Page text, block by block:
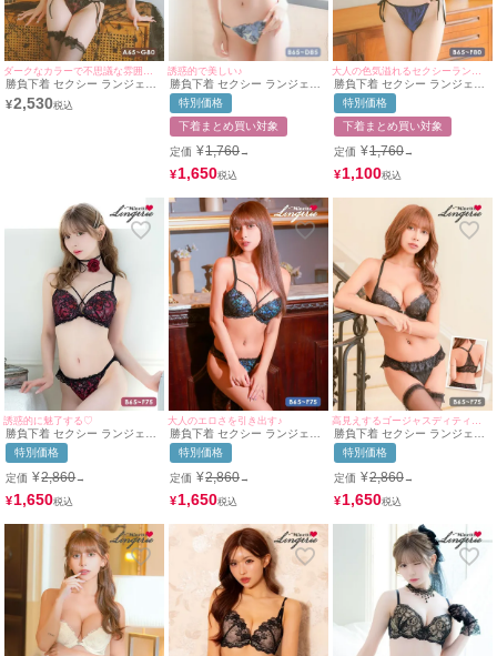
勝負下着 セクシー ランジェリ
ー ゴージャスフラワーチュー
ルカップブラジャー＆ショーツ
¥2,530
誘惑的で美しい♪
勝負下着 セクシー ランジェリ
ー レースアップ リーフ 刺繍
レース ワイヤー 脇高 ブラジャ
ー＆ショーツ2点セット
特別価格
下着まとめ買い対象
定価 ¥1,760→
¥1,650
勝負下着 セクシー ランジェリ
ーセクシーサテンカップバスト
ジップブラジャー＆ショーツ2
点セット
特別価格
下着まとめ買い対象
定価 ¥1,760→
¥1,100
誘惑的に魅了する♡
勝負下着 セクシー ランジェリ
ー グラデーション 刺繍 ブラッ
クレース クロスコード 脇高 ワ
イヤー ブラジャー ショーツ 2
点セット
特別価格
定価 ¥2,860→
¥1,650
大人のエロさを引き出す♪
勝負下着 セクシー ランジェリ
ー グラデーション ゴージャス
エレガント 刺繍 クロスコード
脇高 ワイヤー ブラジャー Tバ
ックショーツ 2点セット
特別価格
定価 ¥2,860→
¥1,650
勝負下着 セクシー ランジェリ
ー エレガントレース チュール
レイヤード フロントホック ワ
イヤー ブラジャー ショーツ 2
点セット
特別価格
定価 ¥2,860→
¥1,650